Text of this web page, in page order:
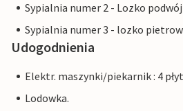
Sypialnia numer 2 - Lozko
Sypialnia numer 3 - lozko
Udogodnienia
Elektr. maszynki/piekarnik : 4
Lodowka.